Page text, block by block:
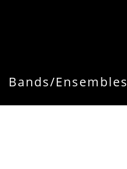
Bands/Ensembles